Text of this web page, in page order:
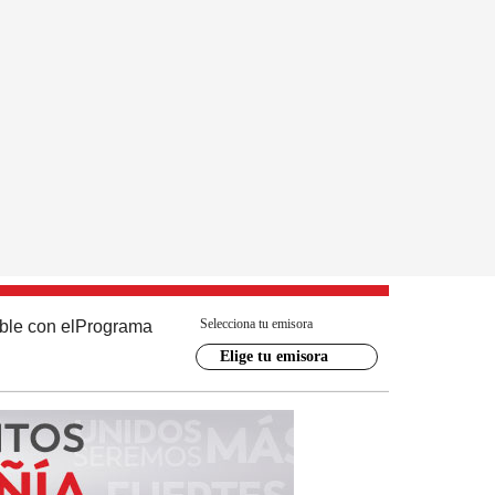
con el Programa Selecciona tu emisora
Elige tu emisora